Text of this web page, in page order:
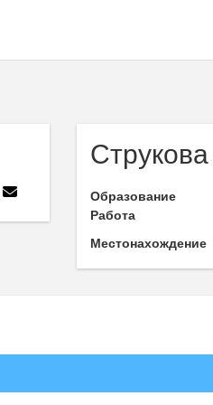
Образование
Работа
Местонахождение